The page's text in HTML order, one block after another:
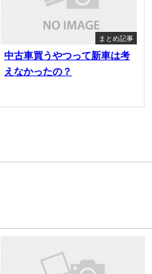
まとめ記事
中古車買うやつって新車は考
えなかったの？